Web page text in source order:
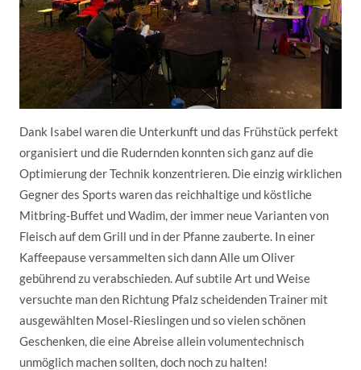
Dank Isabel waren die Unterkunft und das Frühstück perfekt
organisiert und die Rudernden konnten sich ganz auf die
Optimierung der Technik konzentrieren. Die einzig wirklichen
Gegner des Sports waren das reichhaltige und köstliche
Mitbring-Buffet und Wadim, der immer neue Varianten von
Fleisch auf dem Grill und in der Pfanne zauberte. In einer
Kaffeepause versammelten sich dann Alle um Oliver
gebührend zu verabschieden. Auf subtile Art und Weise
versuchte man den Richtung Pfalz scheidenden Trainer mit
ausgewählten Mosel-Rieslingen und so vielen schönen
Geschenken, die eine Abreise allein volumentechnisch
unmöglich machen sollten, doch noch zu halten!